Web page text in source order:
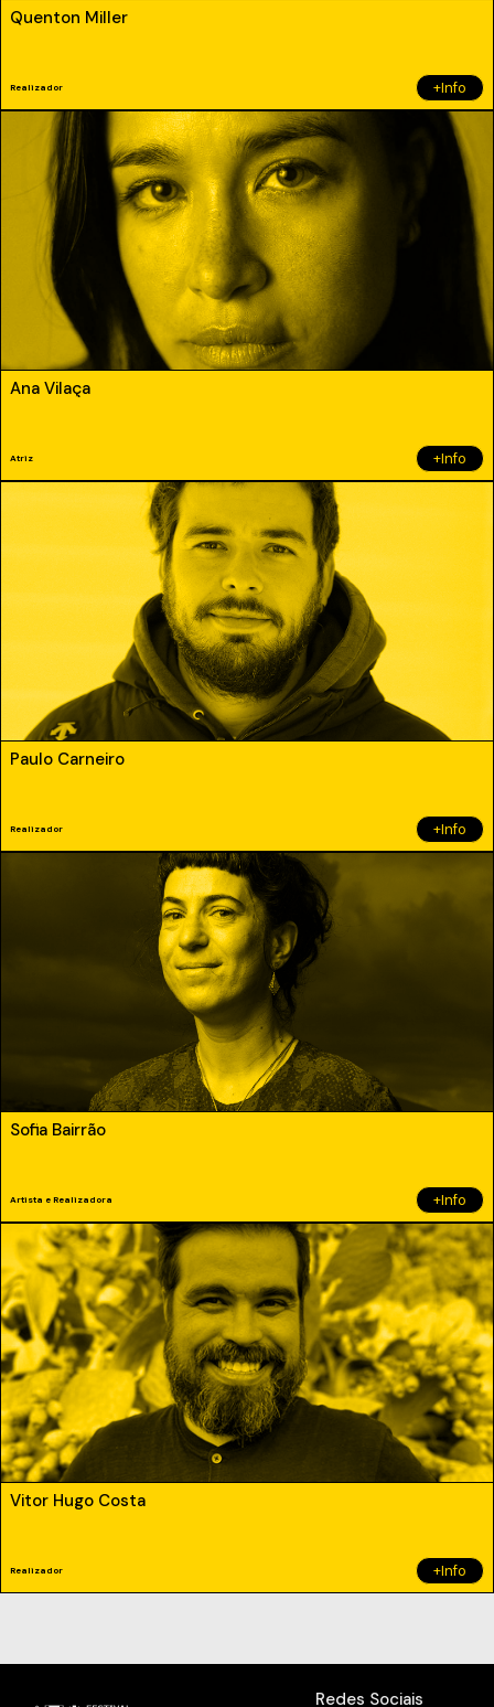
Quenton Miller
Realizador +Info
Ana Vilaça
Atriz +Info
Paulo Carneiro
Realizador +Info
Sofia Bairrão
Artista e Realizadora +Info
Vitor Hugo Costa
Realizador +Info
Redes Sociais